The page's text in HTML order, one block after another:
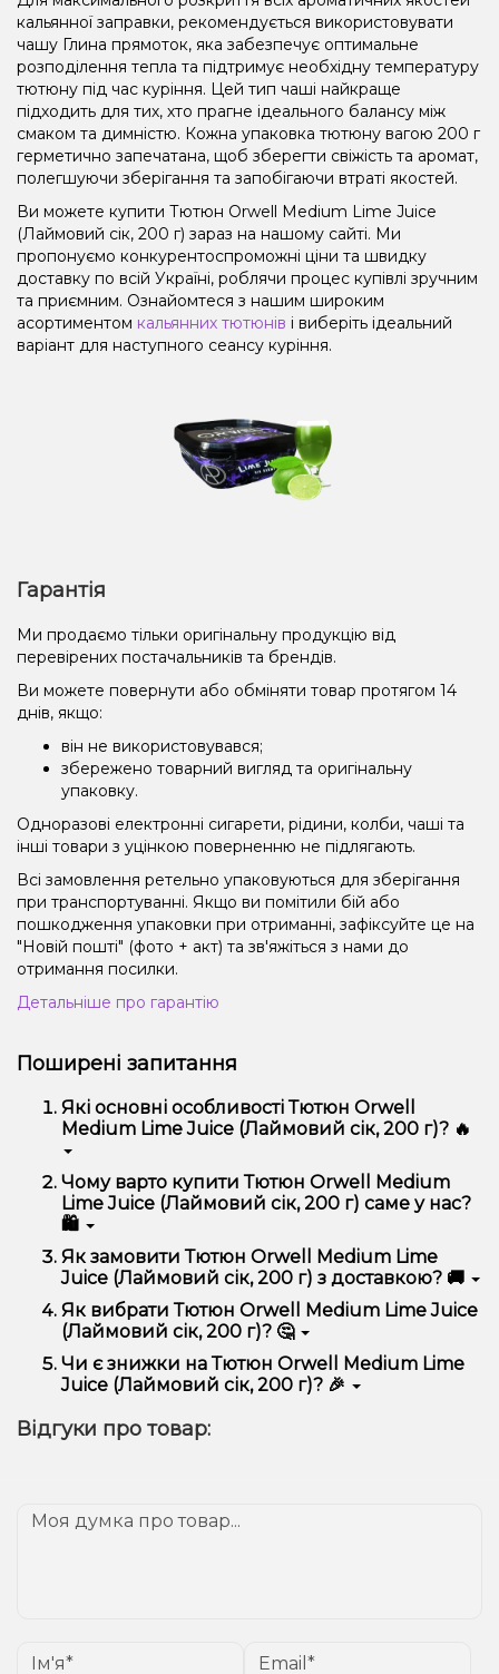
кальянної заправки, рекомендується використовувати
чашу Глина прямоток, яка забезпечує оптимальне
розподілення тепла та підтримує необхідну температуру
тютюну під час куріння. Цей тип чаші найкраще
підходить для тих, хто прагне ідеального балансу між
смаком та димністю. Кожна упаковка тютюну вагою 200 г
герметично запечатана, щоб зберегти свіжість та аромат,
полегшуючи зберігання та запобігаючи втраті якостей.
Ви можете купити Тютюн Orwell Medium Lime Juice
(Лаймовий сік, 200 г) зараз на нашому сайті. Ми
пропонуємо конкурентоспроможні ціни та швидку
доставку по всій Україні, роблячи процес купівлі зручним
та приємним. Ознайомтеся з нашим широким
асортиментом кальянних тютюнів і виберіть ідеальний
варіант для наступного сеансу куріння.
Гарантія
Ми продаємо тільки оригінальну продукцію від
перевірених постачальників та брендів.
Ви можете повернути або обміняти товар протягом 14
днів, якщо:
він не використовувався;
збережено товарний вигляд та оригінальну
упаковку.
Одноразові електронні сигарети, рідини, колби, чаші та
інші товари з уцінкою поверненню не підлягають.
Всі замовлення ретельно упаковуються для зберігання
при транспортуванні. Якщо ви помітили бій або
пошкодження упаковки при отриманні, зафіксуйте це на
"Новій пошті" (фото + акт) та зв'яжіться з нами до
отримання посилки.
Детальніше про гарантію
Поширені запитання
Які основні особливості Тютюн Orwell
Medium Lime Juice (Лаймовий сік, 200 г)? 🔥
Тютюн Orwell Medium Lime Juice (Лаймовий сік,
200 г) відрізняється високою якістю, зручністю
використання та надійністю.
Чому варто купити Тютюн Orwell Medium
Lime Juice (Лаймовий сік, 200 г) саме у нас?
🛍️
Ми пропонуємо тільки оригінальну продукцію,
широкий асортимент, вигідні ціни та швидку
доставку. Крім того, у нас регулярні акції та знижки
для клієнтів!
Як замовити Тютюн Orwell Medium Lime
Juice (Лаймовий сік, 200 г) з доставкою? 🚚
Оформити замовлення можна в кілька кліків:
Додайте Тютюн Orwell Medium Lime Juice
(Лаймовий сік, 200 г) до кошика.
Перейдіть до оформлення замовлення.
Підтвердіть замовлення – ми швидко
надішлемо його вам!
Як вибрати Тютюн Orwell Medium Lime Juice
(Лаймовий сік, 200 г)? 🤔
Вибір залежить від ваших уподобань – наприклад,
якщо це кальян, враховуйте розмір, матеріал та тип
чаші, якщо вейп – потужність та смак. Наші
варіант.
Чи є знижки на Тютюн Orwell Medium Lime
Juice (Лаймовий сік, 200 г)? 🎉
спеціальні пропозиції. Слідкуйте за оновленнями на
Відгуки про товар: